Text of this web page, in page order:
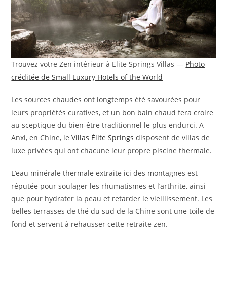
Trouvez votre Zen intérieur à Elite Springs Villas — Photo
créditée de Small Luxury Hotels of the World
Les sources chaudes ont longtemps été savourées pour
leurs propriétés curatives, et un bon bain chaud fera croire
au sceptique du bien-être traditionnel le plus endurci. A
Anxi, en Chine, leVillas Élite Springs disposent de villas de
luxe privées qui ont chacune leur propre piscine thermale.
L’eau minérale thermale extraite ici des montagnes est
réputée pour soulager les rhumatismes et l’arthrite, ainsi
que pour hydrater la peau et retarder le vieillissement. Les
belles terrasses de thé du sud de la Chine sont une toile de
fond et servent à rehausser cette retraite zen.